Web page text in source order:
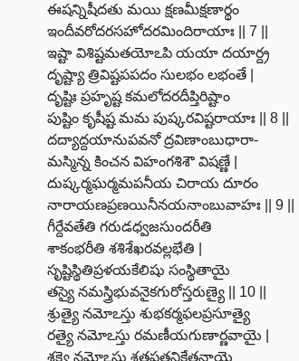
ఈషన్నిషీదతు మయి క్షణమీక్షణార్థం
ఇందీవరోదరసహోదరమిందిరాయాః || 7 ||
ఇష్టా విశిష్టమతయోఽపి యయా దయార్ద్ర
దృష్ట్యా త్రివిష్టపపదం సులభం లభంతే |
దృష్టిః ప్రహృష్ట కమలోదరదీప్తిరిష్టాం
పుష్టిం కృషీష్ట మమ పుష్కరవిష్టరాయాః || 8 ||
దద్యాద్దయానుపవనో ద్రవిణాంబుధారా-
మస్మిన్న కించన విహంగశిశౌ విషణ్ణే |
దుష్కర్మఘర్మమపనీయ చిరాయ దూరం
నారాయణప్రణయినీనయనాంబువాహః || 9 ||
గీర్దేవతేతి గరుడధ్వజసుందరీతి
శాకంభరీతి శశిశేఖరవల్లభేతి |
సృష్టిస్థితిప్రళయకేలిషు సంస్థితాయై
తస్యై నమస్త్రిభువనైకగురోస్తరుణ్యై || 10 ||
శ్రుత్యై నమోఽస్తు శుభకర్మఫలప్రసూత్యై
రత్యై నమోఽస్తు రమణీయగుణార్ణవాయై |
శక్త్యై నమోఽస్తు శతపత్రనికేతనాయై